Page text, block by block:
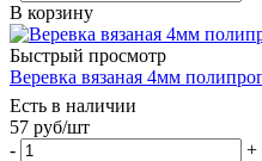
В корзину
Быстрый просмотр
Веревка вязаная 4мм
Есть в наличии
57 руб/шт
-
+